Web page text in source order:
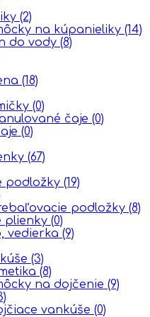
(2)
na kúpanieliky (14)
do vody (8)
(18)
(0)
čaje (0)
(0)
(67)
podložky (19)
podložky (8)
plienky (0)
vedierka (9)
(3)
(8)
na dojčenie (9)
vankúše (0)